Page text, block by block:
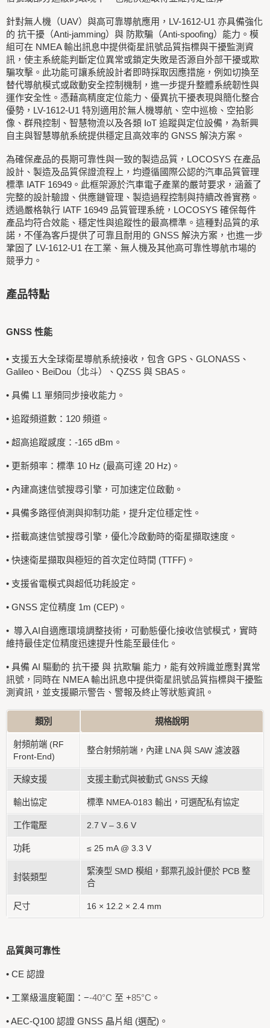
針對無人機（UAV）與高可靠導航應用，LV-1612-U1 亦具備強化
的 抗干擾（Anti-jamming）與 防欺騙（Anti-spoofing）能力。模
組可在 NMEA 輸出訊息中提供衛星訊號品質指標與干擾監測資
訊，使主系統能判斷定位異常或鎖定失敗是否源自外部干擾或欺
騙攻擊。此功能可讓系統設計者即時採取因應措施，例如切換至
替代導航模式或啟動安全控制機制，進一步提升整體系統韌性與
運作安全性。憑藉高精度定位能力、優異抗干擾表現與簡化整合
優勢，LV-1612-U1 特別適用於無人機導航、空中巡檢、空拍影
像、群飛控制、智慧物流以及各類 IoT 追蹤與定位設備，為新興
自主與智慧導航系統提供穩定且高效率的 GNSS 解決方案。
為確保產品的長期可靠性與一致的製造品質，LOCOSYS 在產品
設計、製造及品質保證流程上，均遵循國際公認的汽車品質管理
標準 IATF 16949。此框架源於汽車電子產業的嚴苛要求，涵蓋了
完整的設計驗證、供應鏈管理、製造過程控制與持續改善實務。
透過嚴格執行 IATF 16949 品質管理系統，LOCOSYS 確保每件
產品均符合效能、穩定性與追蹤性的最高標準。這種對品質的承
諾，不僅為客戶提供了可靠且耐用的 GNSS 解決方案，也進一步
鞏固了 LV-1612-U1 在工業、無人機及其他高可靠性導航市場的
競爭力。
產品特點
GNSS 性能
• 支援五大全球衛星導航系統接收，包含 GPS、GLONASS、
Galileo、BeiDou（北斗）、QZSS 與 SBAS。
• 具備 L1 單頻同步接收能力。
• 追蹤頻道數：120 頻道。
• 超高追蹤感度：-165 dBm。
• 更新頻率：標準 10 Hz (最高可達 20 Hz)。
• 內建高速信號搜尋引擎，可加速定位啟動。
• 具備多路徑偵測與抑制功能，提升定位穩定性。
• 搭載高速信號搜尋引擎，優化冷啟動時的衛星擷取速度。
• 快速衛星擷取與極短的首次定位時間 (TTFF)。
• 支援省電模式與超低功耗設定。
• GNSS 定位精度 1m (CEP)。
• 導入AI自適應環境調整技術，可動態優化接收信號模式，實時
維持最佳定位精度迅速提升性能至最佳化。
• 具備 AI 驅動的 抗干擾 與 抗欺騙 能力，能有效辨識並應對異常
訊號，同時在 NMEA 輸出訊息中提供衛星訊號品質指標與干擾監
測資訊，並支援顯示警告、警報及終止等狀態資訊。
類別 規格說明
射頻前端 (RF
Front-End)
整合射頻前端，內建 LNA 與 SAW 濾波器
天線支援 支援主動式與被動式 GNSS 天線
輸出協定 標準 NMEA-0183 輸出，可選配私有協定
工作電壓 2.7 V – 3.6 V
功耗 ≤ 25 mA @ 3.3 V
封裝類型
緊湊型 SMD 模組，郵票孔設計便於 PCB 整
合
尺寸 16 × 12.2 × 2.4 mm
品質與可靠性
• CE 認證
• 工業級溫度範圍：−-40°C 至 +85°C 。
• AEC-Q100 認證 GNSS 晶片組 (選配)。